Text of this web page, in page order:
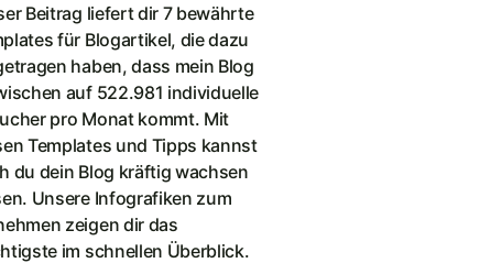
Beitrag liefert dir 7 bewährte
für Blogartikel, die dazu
haben, dass mein Blog
auf 522.981 individuelle
pro Monat kommt. Mit
Templates und Tipps kannst
du dein Blog kräftig wachsen
Unsere Infografiken zum
zeigen dir das
im schnellen Überblick.